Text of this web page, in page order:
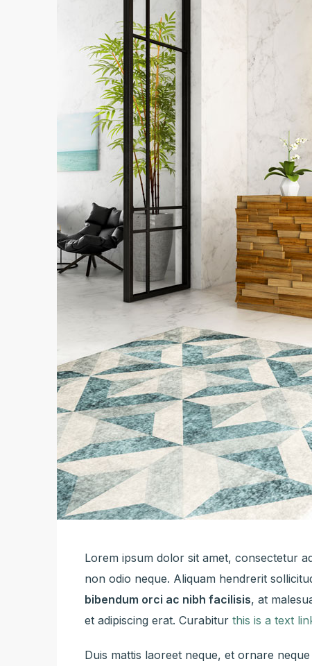
Lorem ipsum dolor sit amet, consectetur
non odio neque. Aliquam hendrerit
bibendum orci ac nibh facilisis, at
et adipiscing erat. Curabitur this is a text
Duis mattis laoreet neque, et ornare